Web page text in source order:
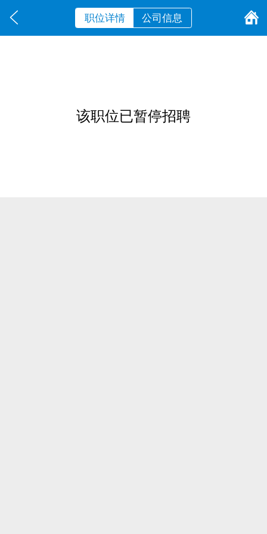
职位详情 公司信息
该职位已暂停招聘